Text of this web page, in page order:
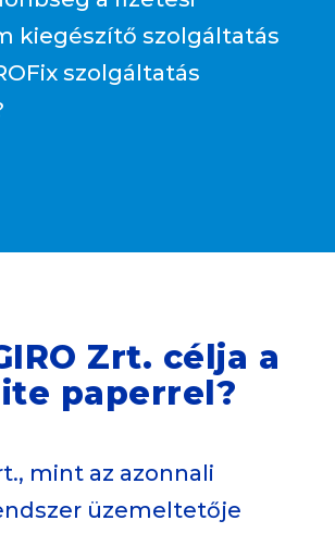
kiegészítő szolgáltatás
szolgáltatás
Zrt. célja a
paperrel?
mint az azonnali
üzemeltetője